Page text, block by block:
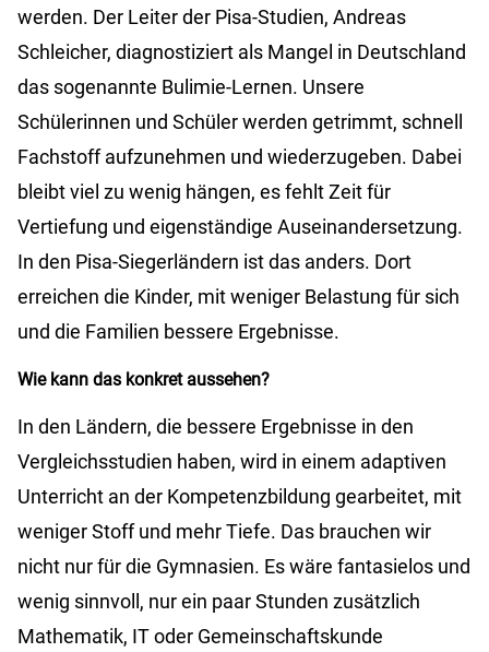
werden. Der Leiter der Pisa-Studien, Andreas
Schleicher, diagnostiziert als Mangel in Deutschland
das sogenannte Bulimie-Lernen. Unsere
Schülerinnen und Schüler werden getrimmt, schnell
Fachstoff aufzunehmen und wiederzugeben. Dabei
bleibt viel zu wenig hängen, es fehlt Zeit für
Vertiefung und eigenständige Auseinandersetzung.
In den Pisa-Siegerländern ist das anders. Dort
erreichen die Kinder, mit weniger Belastung für sich
und die Familien bessere Ergebnisse.
Wie kann das konkret aussehen?
In den Ländern, die bessere Ergebnisse in den
Vergleichsstudien haben, wird in einem adaptiven
Unterricht an der Kompetenzbildung gearbeitet, mit
weniger Stoff und mehr Tiefe. Das brauchen wir
nicht nur für die Gymnasien. Es wäre fantasielos und
wenig sinnvoll, nur ein paar Stunden zusätzlich
Mathematik, IT oder Gemeinschaftskunde